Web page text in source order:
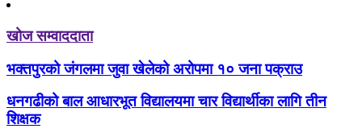
खोज सम्वाददाता
भक्तपुरको जंगलमा जुवा खेलेको अरोपमा १० जना पक्राउ
धनगढीको बाल आधारभूत विद्यालयमा चार विद्यार्थीका लागि तीन
शिक्षक